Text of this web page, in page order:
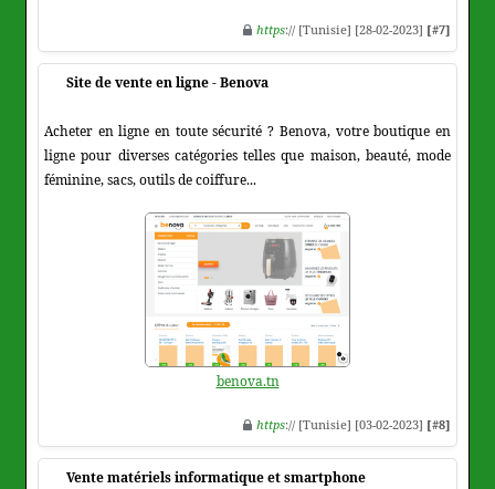
https:// [Tunisie] [28-02-2023] [#7]
Site de vente en ligne - Benova
Acheter en ligne en toute sécurité ? Benova, votre boutique en
ligne pour diverses catégories telles que maison, beauté, mode
féminine, sacs, outils de coiffure...
benova.tn
https:// [Tunisie] [03-02-2023] [#8]
Vente matériels informatique et smartphone